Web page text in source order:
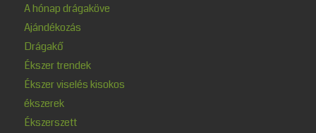
A hónap drágaköve
Ajándékozás
Drágakő
Ékszer trendek
Ékszer viselés kisokos
ékszerek
Ékszerszett